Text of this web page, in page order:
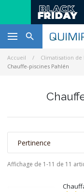

Accueil Climatisation de
Chauffe-piscines Pahlén
Pertinence
Affichage de 1-11 de 11